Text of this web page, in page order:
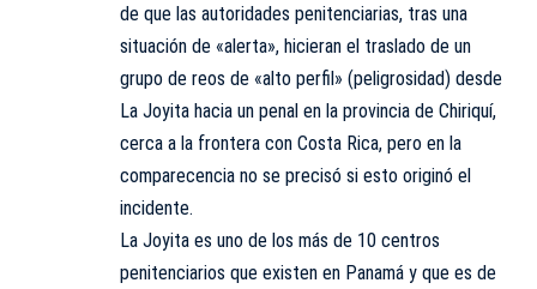
de que las autoridades penitenciarias, tras una
situación de «alerta», hicieran el traslado de un
grupo de reos de «alto perfil» (peligrosidad) desde
La Joyita hacia un penal en la provincia de Chiriquí,
cerca a la frontera con Costa Rica, pero en la
comparecencia no se precisó si esto originó el
incidente.
La Joyita es uno de los más de 10 centros
penitenciarios que existen en Panamá y que es de